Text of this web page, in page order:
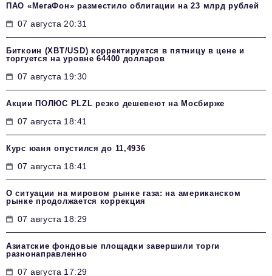
ПАО «МегаФон» разместило облигации на 23 млрд рублей
07 августа 20:31
Биткоин (XBT/USD) корректируется в пятницу в цене и
торгуется на уровне 64400 долларов
07 августа 19:30
Акции ПОЛЮС PLZL резко дешевеют на Мосбирже
07 августа 18:41
Курс юаня опустился до 11,4936
07 августа 18:41
О ситуации на мировом рынке газа: на американском
рынке продолжается коррекция
07 августа 18:29
Азиатские фондовые площадки завершили торги
разнонаправленно
07 августа 17:29